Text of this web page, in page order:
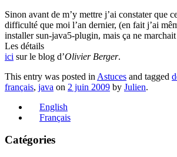
Sinon avant de m’y mettre j’ai constater que
difficulté que moi l’an dernier, (en fait j’ai
installer sun-java5-plugin, mais ça ne
Les détails
ici sur le blog d’Olivier Berger.
This entry was posted in Astuces and tagged
français, java on 2 juin 2009 by Julien.
English
Français
Catégories